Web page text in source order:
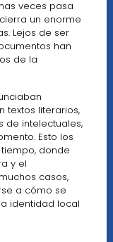
veces pasa
un enorme
Lejos de ser
han
de la
textos literarios,
de intelectuales,
Esto los
donde
y el
casos,
a cómo se
identidad local